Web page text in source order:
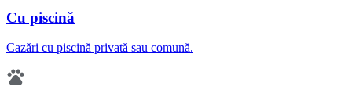
Cu piscină
Cazări cu piscină privată sau comună.